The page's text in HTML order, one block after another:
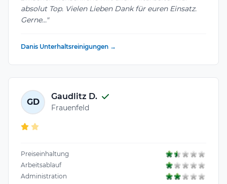
absolut Top. Vielen Lieben Dank für euren Einsatz.
Gerne..."
Danis Unterhaltsreinigungen →
GD
Gaudlitz D.
Frauenfeld
Preiseinhaltung
Arbeitsablauf
Administration